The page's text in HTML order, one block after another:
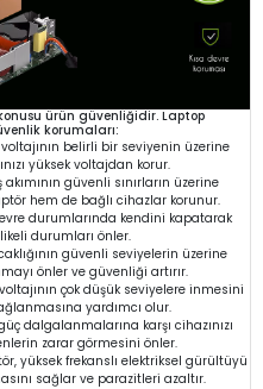
ürün güvenliğidir. Laptop
korumaları:
belirli bir seviyenin üzerine
yüksek voltajdan korur.
akımının güvenli sınırların üzerine
hem de bağlı cihazlar korunur.
durumlarında kendini kapatarak
durumları önler.
güvenli seviyelerin üzerine
önler ve güvenliği artırır.
çok düşük seviyelere inmesini
yardımcı olur.
dalgalanmalarına karşı cihazınızı
zarar görmesini önler.
yüksek frekanslı elektriksel gürültüyü
sağlar ve parazitleri azaltır.